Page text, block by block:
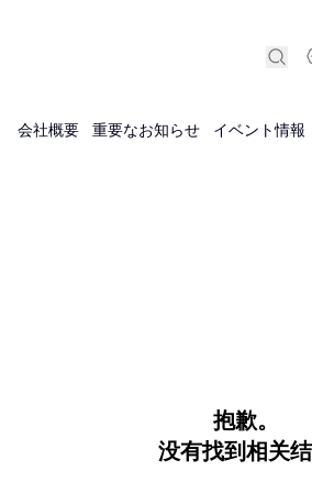
会社概要 重要なお知らせ イベント情報
抱歉。
没有找到相关